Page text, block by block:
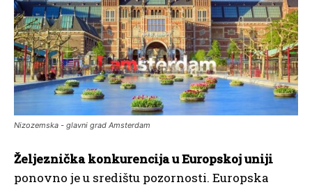
Nizozemska - glavni grad Amsterdam
Željeznička konkurencija u Europskoj uniji
ponovno je u središtu pozornosti. Europska